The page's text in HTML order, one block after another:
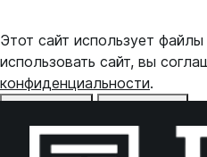
Этот сайт использует
использовать сайт, вы
конфиденциальности.